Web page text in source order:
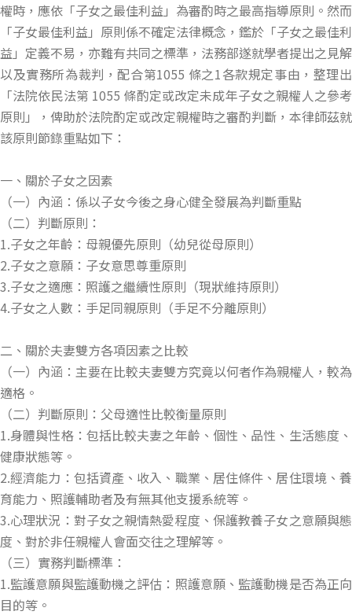
權時，應依「子女之最佳利益」為審酌時之最高指導原則。然而
「子女最佳利益」原則係不確定法律概念，鑑於「子女之最佳利
益」定義不易，亦難有共同之標準，法務部遂就學者提出之見解
以及實務所為裁判，配合第1055 條之1各款規定事由，整理出
「法院依民法第 1055 條酌定或改定未成年子女之親權人之參考
原則」，俾助於法院酌定或改定親權時之審酌判斷，本律師茲就
該原則節錄重點如下：
一、關於子女之因素
（一）內涵：係以子女今後之身心健全發展為判斷重點
（二）判斷原則：
1.子女之年齡：母親優先原則（幼兒從母原則）
2.子女之意願：子女意思尊重原則
3.子女之適應：照護之繼續性原則（現狀維持原則）
4.子女之人數：手足同親原則（手足不分離原則）
二、關於夫妻雙方各項因素之比較
（一）內涵：主要在比較夫妻雙方究竟以何者作為親權人，較為
適格。
（二）判斷原則：父母適性比較衡量原則
1.身體與性格：包括比較夫妻之年齡、個性、品性、生活態度、
健康狀態等。
2.經濟能力：包括資產、收入、職業、居住條件、居住環境、養
育能力、照護輔助者及有無其他支援系統等。
3.心理狀況：對子女之親情熱愛程度、保護教養子女之意願與態
度、對於非任親權人會面交往之理解等。
（三）實務判斷標準：
1.監護意願與監護動機之評估：照護意願、監護動機是否為正向
目的等。